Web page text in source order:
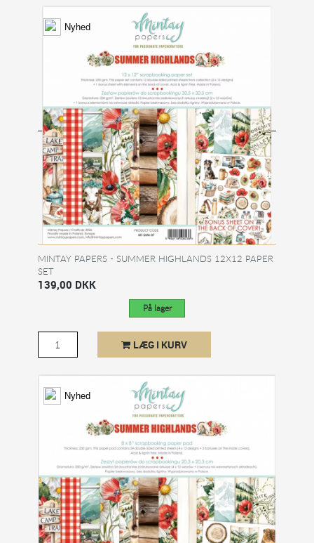
Nyhed
MINTAY PAPERS - SUMMER HIGHLANDS 12X12 PAPER
SET
139,00 DKK
På lager
LÆG I KURV
Nyhed